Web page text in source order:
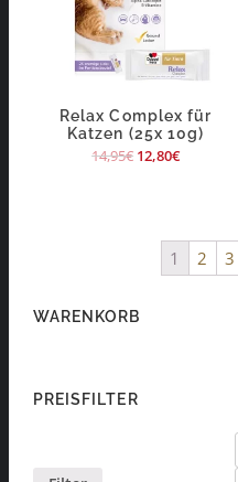
Relax Complex für
Katzen (25x 10g)
14,95€ 12,80€
1 2 3
WARENKORB
PREISFILTER